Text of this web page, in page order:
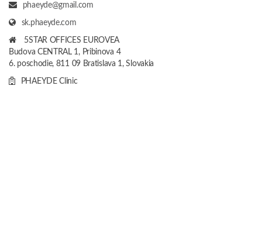
phaeyde@gmail.com
sk.phaeyde.com
5STAR OFFICES EUROVEA
Budova CENTRAL 1, Pribinova 4
6. poschodie, 811 09 Bratislava 1, Slovakia
PHAEYDE Clinic